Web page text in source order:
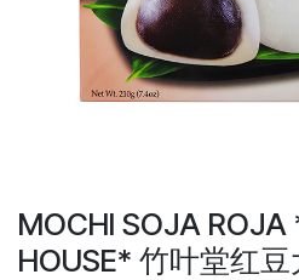
MOCHI SOJA ROJA
HOUSE* 竹叶堂红